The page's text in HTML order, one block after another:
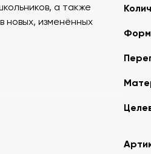
а также
новых, изменённых